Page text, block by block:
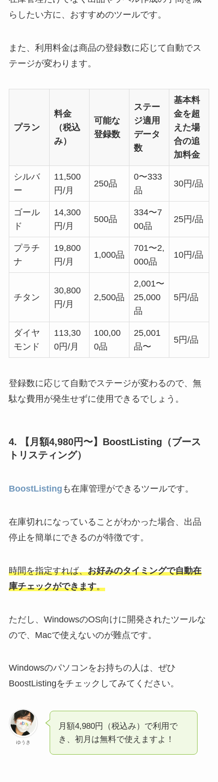
らしたい方に、おすすめのツールです。
また、利用料金は商品の登録数に応じて自動でス
テージが変わります。
プラン
料金
（税込
み）
可能な
登録数
ステー
ジ適用
データ
数
基本料
金を超
えた場
合の追
加料金
シルバ
ー
11,500
円/月
250品
0〜333
品
30円/品
ゴール
ド
14,300
円/月
500品
334〜7
00品
25円/品
プラチ
ナ
19,800
円/月
1,000品
701〜2,
000品
10円/品
チタン
30,800
円/月
2,500品
2,001〜
25,000
品
5円/品
ダイヤ
モンド
113,30
0円/月
100,00
0品
25,001
品〜
5円/品
登録数に応じて自動でステージが変わるので、無
駄な費用が発生せずに使用できるでしょう。
4. 【月額4,980円〜】BoostListing（ブース
トリスティング）
BoostListing も在庫管理ができるツールです。
在庫切れになっていることがわかった場合、出品
停止を簡単にできるのが特徴です。
時間を指定すれば、お好みのタイミングで自動在
庫チェックができます。
ただし、 WindowsのOS向けに開発されたツールな
ので、Macで使えないのが難点です。
Windowsのパソコンをお持ちの人は、ぜひ
BoostListingをチェックしてみてください。
ゆうき
月額4,980円（税込み）で利用で
き、初月は無料で使えますよ！